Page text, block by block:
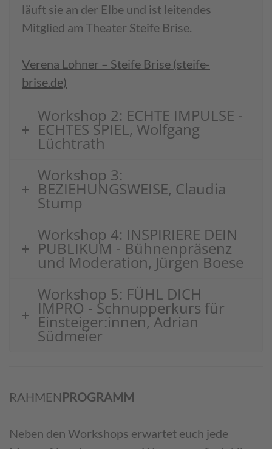
läuft sie an der Elbe und ist leitendes
Mitglied am Theater Steife Brise.
Verena Lohner – Steife Brise (steife-
brise.de)
Workshop 2: ECHTE IMPULSE -
ECHTES SPIEL, Wolfgang
Lüchtrath
Workshop 3:
BEZIEHUNGSWEISE, Claudia
Stump
Workshop 4: INSPIRIERE DEIN
PUBLIKUM - Bühnenpräsenz
und Moderation, Jürgen Boese
Workshop 5: FÜHL DICH
IMPRO - Schnupperkurs für
Einsteiger:innen, Adrian
Südmeier
RAHMENPROGRAMM
Neben den Workshops erwartet euch jede